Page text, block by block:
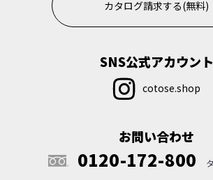
カタログ請求する(無料)
SNS公式アカウント
cotose.shop
お問い合わせ
0120-172-800